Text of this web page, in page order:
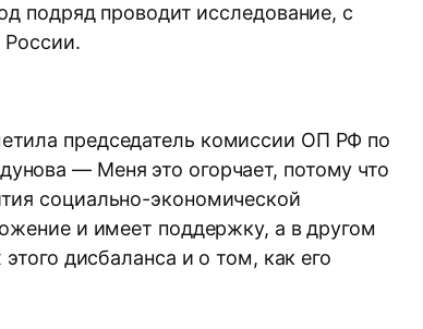
подряд проводит исследование, с
России.
председатель комиссии ОП РФ по
— Меня это огорчает, потому что
социально-экономической
и имеет поддержку, а в другом
дисбаланса и о том, как его